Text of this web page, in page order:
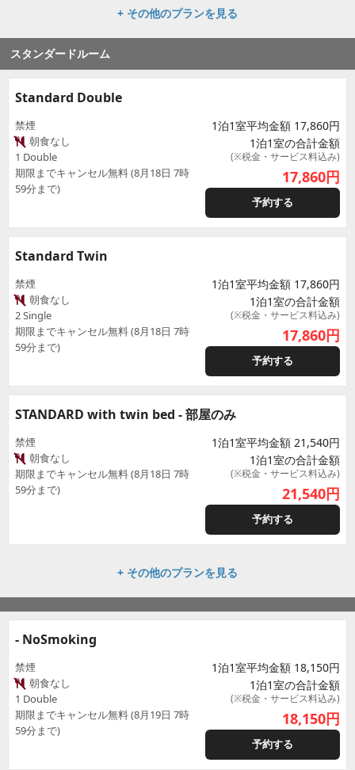
+ その他のプランを見る
スタンダードルーム
Standard Double
禁煙
朝食なし
1 Double
期限までキャンセル無料 (8月18日 7時
59分まで)
1泊1室平均金額 17,860円
1泊1室の合計金額
(※税金・サービス料込み)
17,860円
予約する
Standard Twin
禁煙
朝食なし
2 Single
期限までキャンセル無料 (8月18日 7時
59分まで)
1泊1室平均金額 17,860円
1泊1室の合計金額
(※税金・サービス料込み)
17,860円
予約する
STANDARD with twin bed - 部屋のみ
禁煙
朝食なし
期限までキャンセル無料 (8月18日 7時
59分まで)
1泊1室平均金額 21,540円
1泊1室の合計金額
(※税金・サービス料込み)
21,540円
予約する
+ その他のプランを見る
- NoSmoking
禁煙
朝食なし
1 Double
期限までキャンセル無料 (8月19日 7時
59分まで)
1泊1室平均金額 18,150円
1泊1室の合計金額
(※税金・サービス料込み)
18,150円
予約する